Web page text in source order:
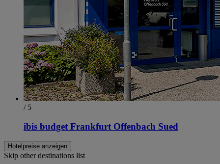
/ 5
ibis budget Frankfurt Offenbach Sued
Hotelpreise anzeigen
Skip other destinations list